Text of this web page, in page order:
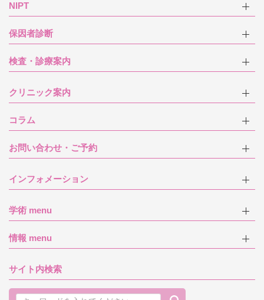
NIPT
保因者診断
検査・診療案内
クリニック案内
コラム
お問い合わせ・ご予約
インフォメーション
学術 menu
情報 menu
サイト内検索